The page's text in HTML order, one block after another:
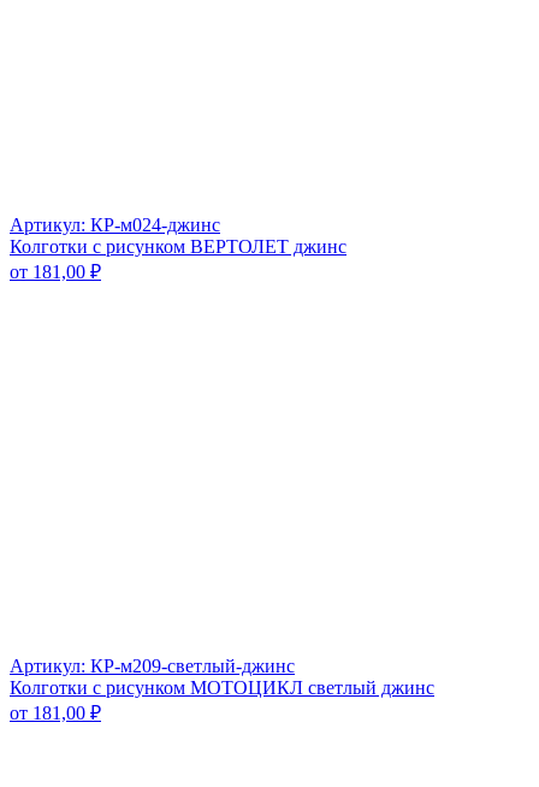
Артикул: КР-м024-джинс
Колготки с рисунком ВЕРТОЛЕТ джинс
от 181,00 ₽
Артикул: КР-м209-светлый-джинс
Колготки с рисунком МОТОЦИКЛ светлый джинс
от 181,00 ₽